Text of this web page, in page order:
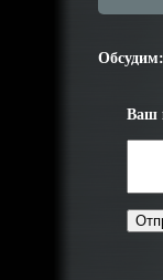
Обсудим:
Ваш